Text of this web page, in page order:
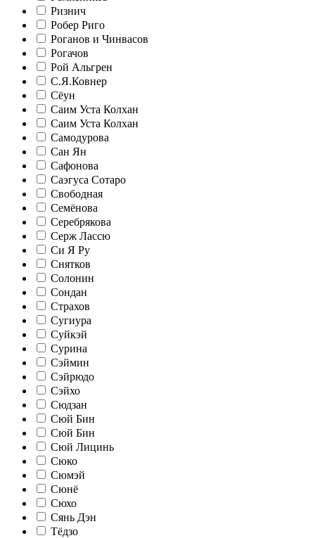
Ризнич
Робер Риго
Роганов и Чинвасов
Рогачов
Рой Альгрен
С.Я.Ковнер
Сёун
Саим Уста Колхан
Саим Уста Колхан
Самодурова
Сан Ян
Сафонова
Саэгуса Сотаро
Свободная
Семёнова
Серебрякова
Серж Лассю
Си Я Ру
Снятков
Солонин
Сондан
Страхов
Сугиура
Суйкэй
Сурина
Сэймин
Сэйрюдо
Сэйхо
Сюдзан
Сюй Бин
Сюй Бин
Сюй Лицинь
Сюко
Сюмэй
Сюнё
Сюхо
Сянь Дэн
Тёдзо